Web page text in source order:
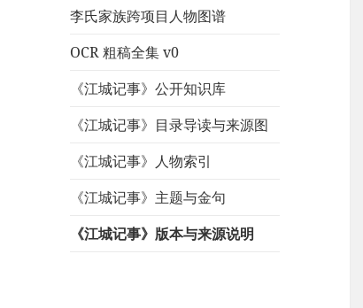
李氏家族跨项目人物图谱
OCR 粗稿全集 v0
《江城记事》公开知识库
《江城记事》目录导读与来源图
《江城记事》人物索引
《江城记事》主题与金句
《江城记事》版本与来源说明